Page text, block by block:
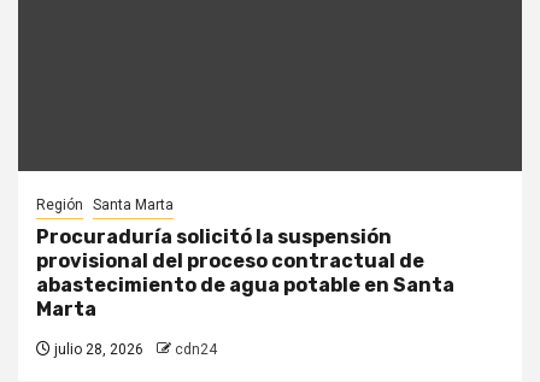
Región Santa Marta
Procuraduría solicitó la suspensión
provisional del proceso contractual de
abastecimiento de agua potable en Santa
Marta
julio 28, 2026 cdn24